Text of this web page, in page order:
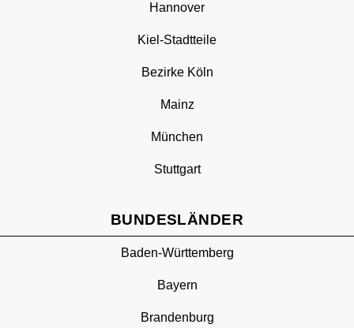
Hannover
Kiel-Stadtteile
Bezirke Köln
Mainz
München
Stuttgart
BUNDESLÄNDER
Baden-Württemberg
Bayern
Brandenburg